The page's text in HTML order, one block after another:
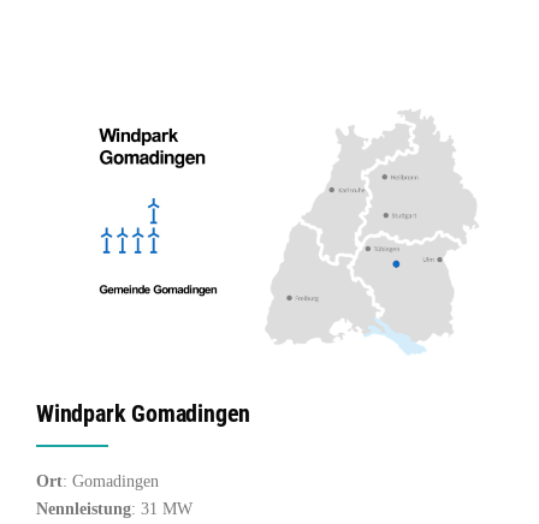
Windpark Gomadingen
Ort: Gomadingen
Nennleistung: 31 MW